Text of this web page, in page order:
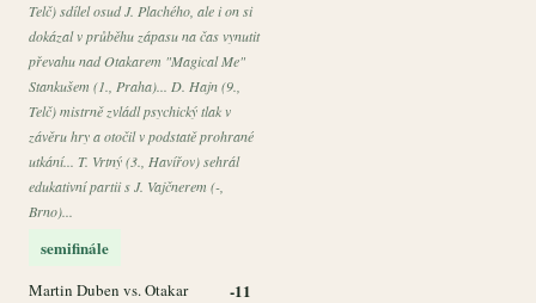
Telč) sdílel osud J. Plachého, ale i on si
dokázal v průběhu zápasu na čas vynutit
převahu nad Otakarem "Magical Me"
Stankušem (1., Praha)... D. Hajn (9.,
Telč) mistrně zvládl psychický tlak v
závěru hry a otočil v podstatě prohrané
utkání... T. Vrtný (3., Havířov) sehrál
edukativní partii s J. Vajčnerem (-,
Brno)...
semifinále
Martin Duben vs. Otakar
-11